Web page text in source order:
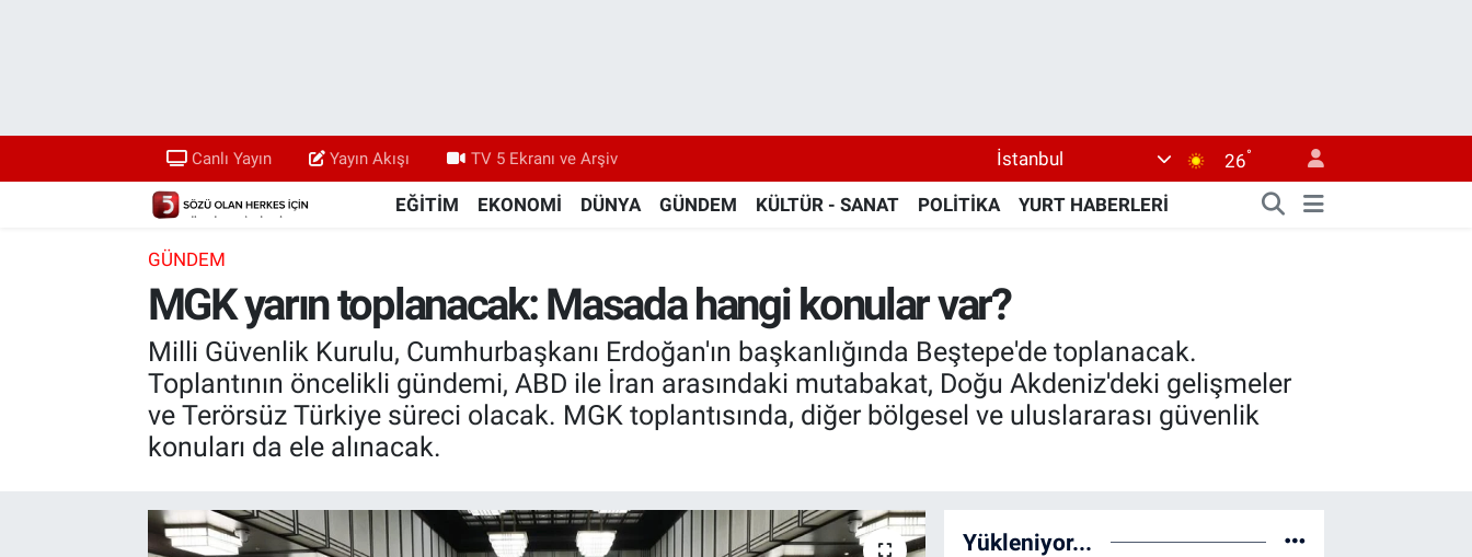
Canlı Yayın Yayın Akışı TV 5 Ekranı ve Arşiv İstanbul 26°
EĞİTİM EKONOMİ DÜNYA GÜNDEM KÜLTÜR - SANAT POLİTİKA YURT HABERLERİ
GÜNDEM
MGK yarın toplanacak: Masada hangi konular var?
Milli Güvenlik Kurulu, Cumhurbaşkanı Erdoğan'ın başkanlığında Beştepe'de toplanacak.
Toplantının öncelikli gündemi, ABD ile İran arasındaki mutabakat, Doğu Akdeniz'deki gelişmeler
ve Terörsüz Türkiye süreci olacak. MGK toplantısında, diğer bölgesel ve uluslararası güvenlik
konuları da ele alınacak.
Yükleniyor...
Yayın Akışı
TV 5 Ekranı ve Arşiv